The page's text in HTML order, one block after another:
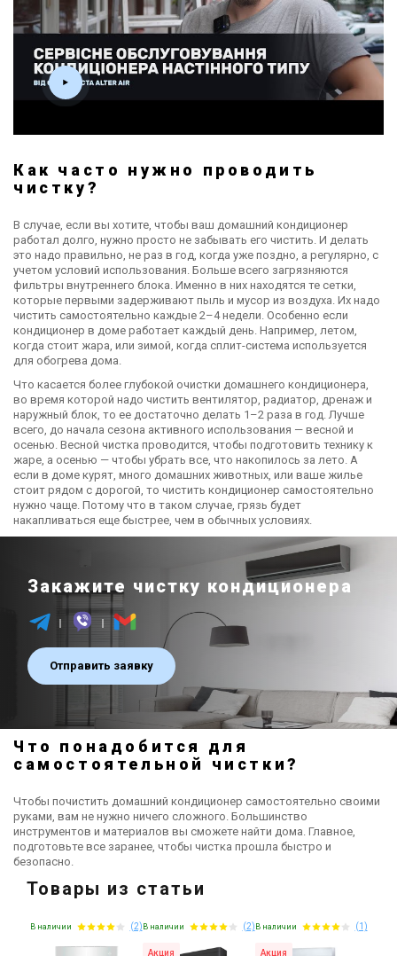
Как часто нужно проводить
чистку?
В случае, если вы хотите, чтобы ваш домашний кондиционер
работал долго, нужно просто не забывать его чистить. И делать
это надо правильно, не раз в год, когда уже поздно, а регулярно, с
учетом условий использования. Больше всего загрязняются
фильтры внутреннего блока. Именно в них находятся те сетки,
которые первыми задерживают пыль и мусор из воздуха. Их надо
чистить самостоятельно каждые 2–4 недели. Особенно если
кондиционер в доме работает каждый день. Например, летом,
когда стоит жара, или зимой, когда сплит-система используется
для обогрева дома.
Что касается более глубокой очистки домашнего кондиционера,
во время которой надо чистить вентилятор, радиатор, дренаж и
наружный блок, то ее достаточно делать 1–2 раза в год. Лучше
всего, до начала сезона активного использования — весной и
осенью. Весной чистка проводится, чтобы подготовить технику к
жаре, а осенью — чтобы убрать все, что накопилось за лето. А
если в доме курят, много домашних животных, или ваше жилье
стоит рядом с дорогой, то чистить кондиционер самостоятельно
нужно чаще. Потому что в таком случае, грязь будет
накапливаться еще быстрее, чем в обычных условиях.
Закажите чистку кондиционера
Отправить заявку
Что понадобится для
самостоятельной чистки?
Чтобы почистить домашний кондиционер самостоятельно своими
руками, вам не нужно ничего сложного. Большинство
инструментов и материалов вы сможете найти дома. Главное,
подготовьте все заранее, чтобы чистка прошла быстро и
безопасно.
Товары из статьи
В наличии (2) В наличии (2)
Акция
В наличии (1)
Акция